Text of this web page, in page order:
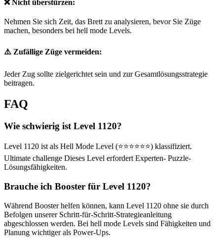
❌ Nicht überstürzen:
Nehmen Sie sich Zeit, das Brett zu analysieren, bevor Sie Züge
machen, besonders bei hell mode Levels.
⚠️ Zufällige Züge vermeiden:
Jeder Zug sollte zielgerichtet sein und zur Gesamtlösungsstrategie
beitragen.
FAQ
Wie schwierig ist Level 1120?
Level 1120 ist als Hell Mode Level (⭐⭐⭐⭐⭐⭐) klassifiziert.
Ultimate challenge Dieses Level erfordert Experten- Puzzle-
Lösungsfähigkeiten.
Brauche ich Booster für Level 1120?
Während Booster helfen können, kann Level 1120 ohne sie durch
Befolgen unserer Schritt-für-Schritt-Strategieanleitung
abgeschlossen werden. Bei hell mode Levels sind Fähigkeiten und
Planung wichtiger als Power-Ups.